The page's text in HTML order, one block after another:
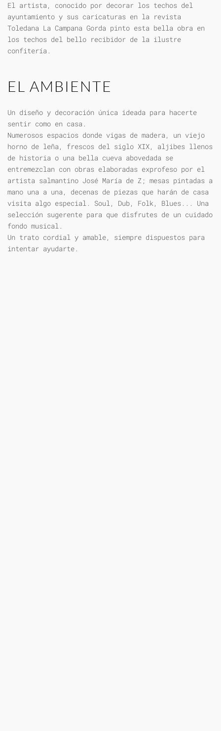
El artista, conocido por decorar los techos del
ayuntamiento y sus caricaturas en la revista
Toledana La Campana Gorda pinto esta bella obra en
los techos del bello recibidor de la ilustre
confitería.
EL AMBIENTE
Un diseño y decoración única ideada para hacerte
sentir como en casa.
Numerosos espacios donde vigas de madera, un viejo
horno de leña, frescos del siglo XIX, aljibes llenos
de historia o una bella cueva abovedada se
entremezclan con obras elaboradas exprofeso por el
artista salmantino José María de Z; mesas pintadas a
mano una a una, decenas de piezas que harán de casa
visita algo especial. Soul, Dub, Folk, Blues... Una
selección sugerente para que disfrutes de un cuidado
fondo musical.
Un trato cordial y amable, siempre dispuestos para
intentar ayudarte.